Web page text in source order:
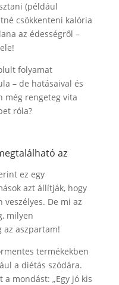
(például
csökkenteni kalória
az édességről –
folyamat
– de hatásaival és
még rengeteg vita
róla?
az
ez egy
azt állítják, hogy
De mi az
milyen
aszpartam!
termékekben
a diétás szódára.
mondást: „Egy jó kis